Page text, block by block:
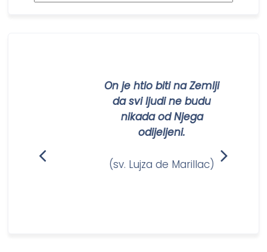
On je htio biti na Zemlji
da svi ljudi ne budu
nikada od Njega
odijeljeni.
(sv. Lujza de Marillac)